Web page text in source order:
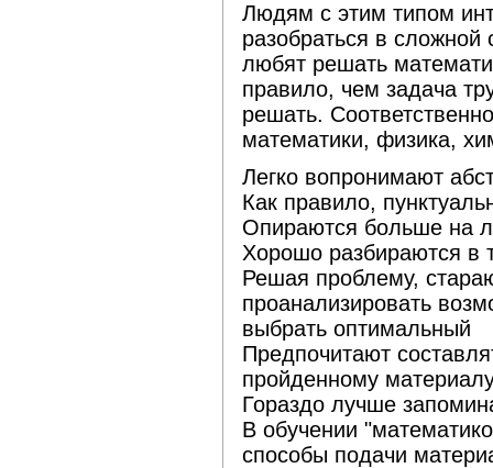
Людям с этим типом
разобраться в
любят решать
правило, чем задача
решать.
математики, физика,
Легко вопронимают
Как правило,
Опираются больше на
Хорошо разбираются в
Решая проблему,
проанализировать
выбрать оптимальный
Предпочитают
пройденному
Гораздо лучше
В обучении
способы подачи